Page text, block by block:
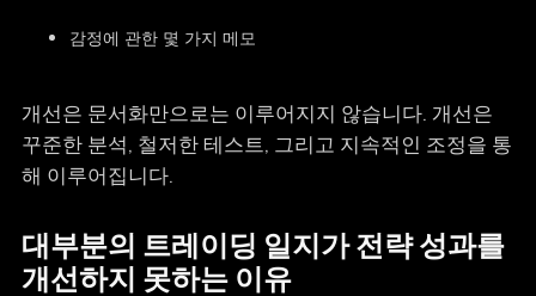
감정에 관한 몇 가지 메모
개선은 문서화만으로는 이루어지지 않습니다. 개선은
꾸준한 분석, 철저한 테스트, 그리고 지속적인 조정을 통
해 이루어집니다.
대부분의 트레이딩 일지가 전략 성과를
개선하지 못하는 이유